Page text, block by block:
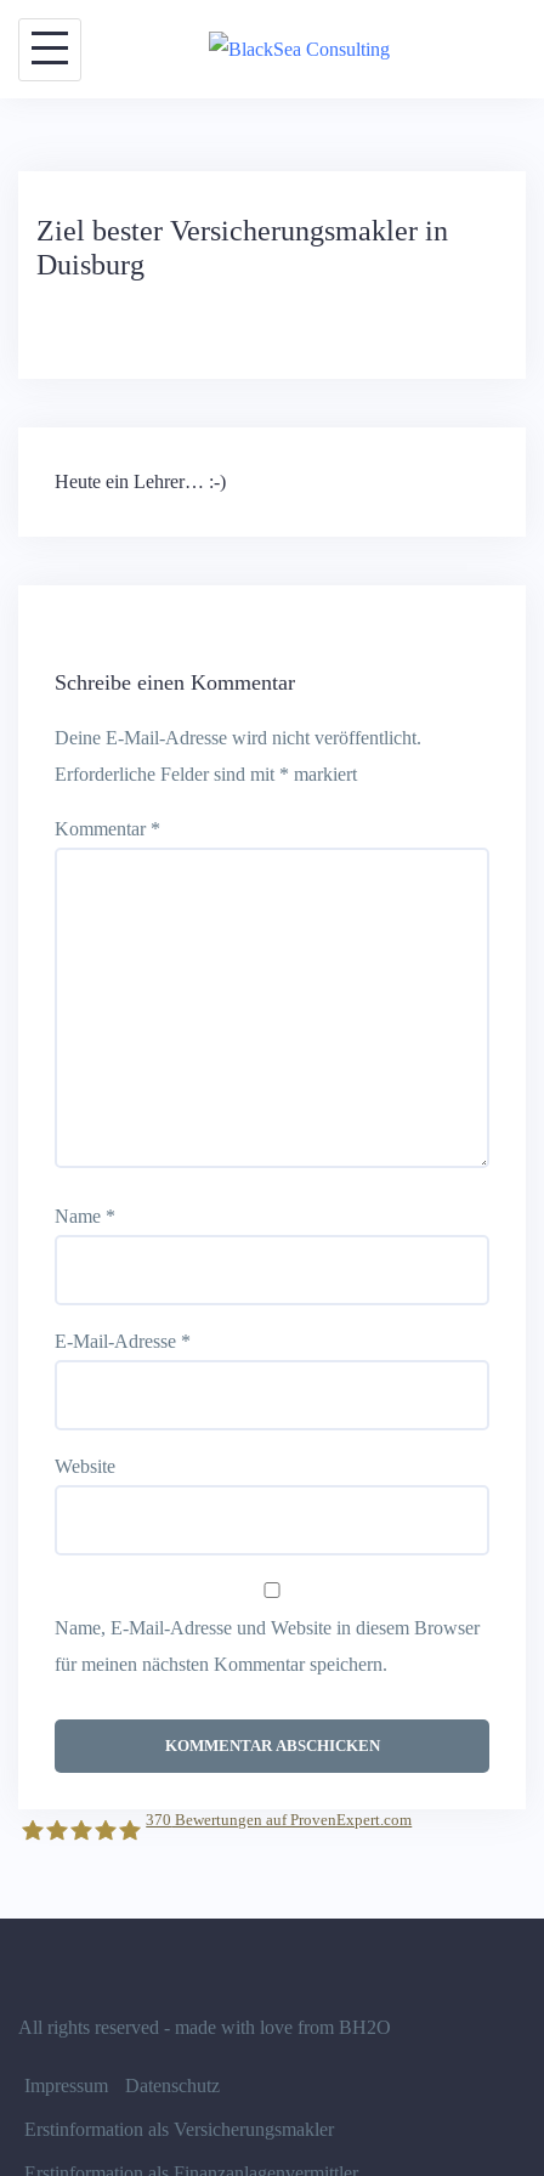
Skip
Ziel bester Versicherungsmakler in
Duisburg
Beitragsnavigation
Heute ein Lehrer… :-)
Schreibe einen Kommentar
Deine E-Mail-Adresse wird nicht veröffentlicht.
Erforderliche Felder sind mit * markiert
Kommentar *
Name *
E-Mail-Adresse *
Website
Name, E-Mail-Adresse und Website in diesem Browser
für meinen nächsten Kommentar speichern.
370 Bewertungen auf ProvenExpert.com
All rights reserved - made with love from BH2O
Impressum Datenschutz
Erstinformation als Versicherungsmakler